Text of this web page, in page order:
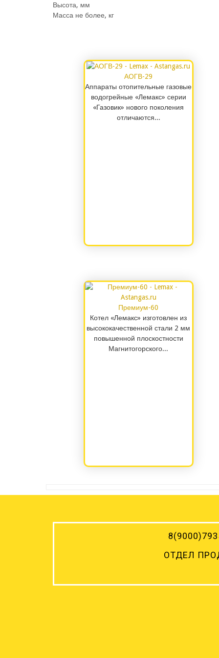
Высота, мм
Масса не более, кг
АОГВ-29
Аппараты отопительные газовые
водогрейные «Лемакс» серии
«Газовик» нового поколения
отличаются...
Премиум-60
Котел «Лемакс» изготовлен из
высококачественной стали 2 мм
повышенной плоскостности
Магнитогорского...
8(9000)
ОТДЕЛ